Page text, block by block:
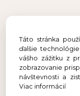
Náš príbeh
Blog
Táto stránka
ďalšie
vášho zážitku z
zobrazovanie
návštevnosti a
Viac informácií